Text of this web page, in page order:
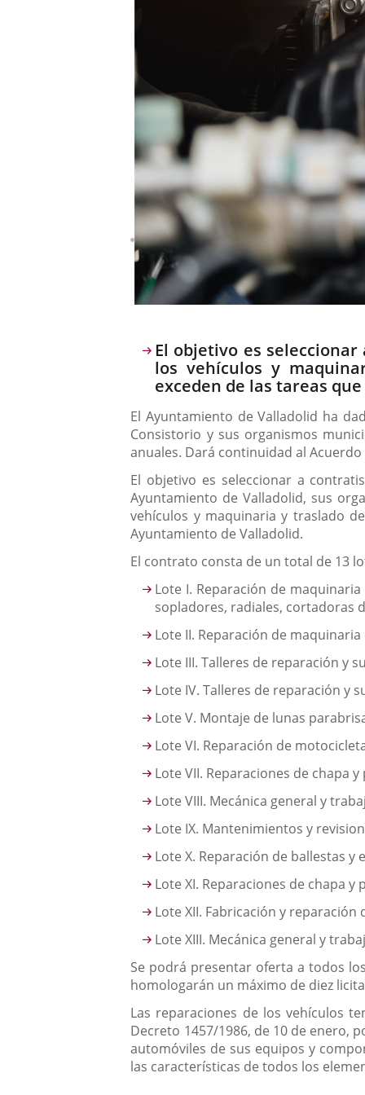
Descripción
El objetivo es
los vehículos y
exceden de las tareas
El Ayuntamiento de Valladolid ha
Consistorio y sus organismos
anuales. Dará continuidad al
El objetivo es seleccionar a
Ayuntamiento de Valladolid, sus
vehículos y maquinaria y traslado
Ayuntamiento de Valladolid.
El contrato consta de un total de 13
Lote I. Reparación de
sopladores, radiales, cortadoras
Lote II. Reparación de
Lote III. Talleres de reparación y
Lote IV. Talleres de reparación y
Lote V. Montaje de lunas
Lote VI. Reparación de
Lote VII. Reparaciones de chapa
Lote VIII. Mecánica general y
Lote IX. Mantenimientos y
Lote X. Reparación de ballestas
Lote XI. Reparaciones de chapa
Lote XII. Fabricación y
Lote XIII. Mecánica general y
Se podrá presentar oferta a todos
homologarán un máximo de diez
Las reparaciones de los vehículos
Decreto 1457/1986, de 10 de enero,
automóviles de sus equipos y
las características de todos los